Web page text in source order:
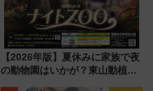
【2026年版】夏休みに家族で夜
の動物園はいかが？東山動植物